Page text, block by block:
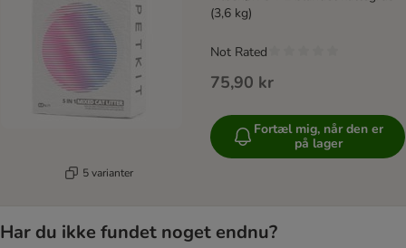
5 varianter
(3,6 kg)
75,90 kr
Not Rated
Fortæl mig, når den er
på lager
Har du ikke fundet noget endnu?